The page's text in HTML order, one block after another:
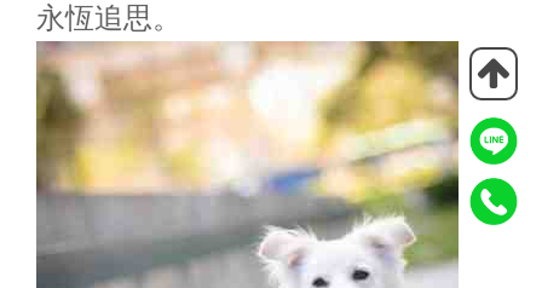
永恆追思。